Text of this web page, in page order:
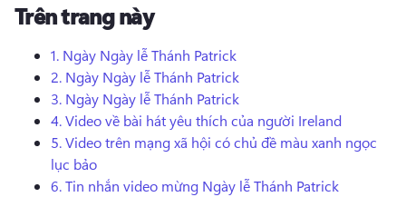
Đăng nhập
Dùng thử miễn phí
Trên trang này
1. Ngày Ngày lễ Thánh Patrick
2. Ngày Ngày lễ Thánh Patrick
3. Ngày Ngày lễ Thánh Patrick
4.Video về bài hát yêu thích của người Ireland
5.Video trên mạng xã hội có chủ đề màu xanh ngọc
lục bảo
6.Tin nhắn video mừng Ngày lễ Thánh Patrick